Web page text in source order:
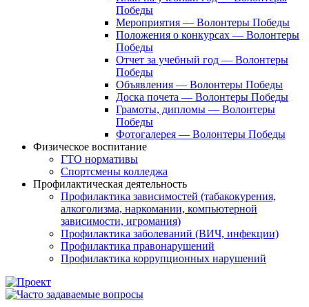
Победы
Мероприятия — Волонтеры Победы
Положения о конкурсах — Волонтеры
Победы
Отчет за учебный год — Волонтеры
Победы
Объявления — Волонтеры Победы
Доска почета — Волонтеры Победы
Грамоты, дипломы — Волонтеры
Победы
Фотогалерея — Волонтеры Победы
Физическое воспитание
ГТО нормативы
Спортсмены колледжа
Профилактическая деятельность
Профилактика зависимостей (табакокурения,
алкоголизма, наркомании, компьютерной
зависимости, игромания)
Профилактика заболеваний (ВИЧ, инфекции)
Профилактика правонарушений
Профилактика коррупционных нарушений